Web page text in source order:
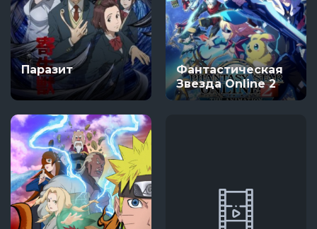
Паразит
Фантастическая
Звезда Online 2